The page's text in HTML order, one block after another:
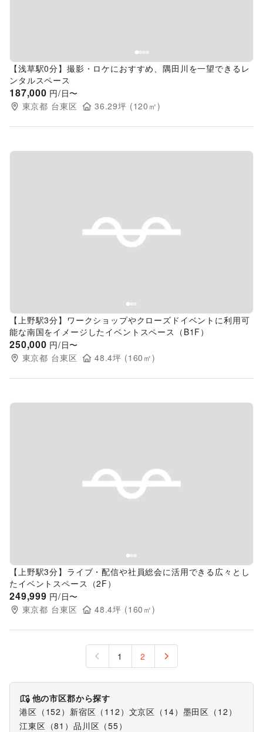
【浅草駅0分】撮影・ロケにおすすめ、隅田川を一望できるレ
ンタルスペース
187,000 円/日〜
東京都 台東区 36.29坪 (120 ㎡)
Previous slide
【上野駅3分】ワークショップやクローズドイベントに利用可
能な南国をイメージしたイベントスペース（B1F）
250,000 円/日〜
東京都 台東区 48.4坪 (160 ㎡)
Previous slide
【上野駅3分】ライブ・配信や社員総会に活用できる広々とし
たイベントスペース（2F）
249,999 円/日〜
東京都 台東区 48.4坪 (160 ㎡)
1 2
他の市区郡から探す
港区 （ 152 ） 新宿区 （ 112 ） 文京区 （ 14） 墨田区 （ 12 ）
江東区 （81 ） 品川区 （55）